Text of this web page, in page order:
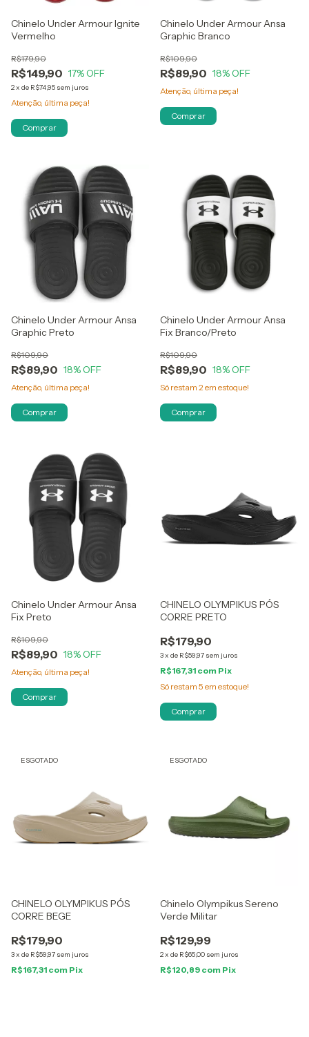
Chinelo Under Armour Ignite
Vermelho
R$149,90
R$179,90
17% OFF
2x de R$74,95 sem juros
Atenção, última peça!
Comprar
Chinelo Under Armour Ansa
Graphic Branco
R$89,90
R$109,90
18% OFF
Atenção, última peça!
Comprar
Chinelo Under Armour Ansa
Graphic Preto
R$89,90
R$109,90
18% OFF
Atenção, última peça!
Comprar
Chinelo Under Armour Ansa
Fix Branco/Preto
R$89,90
R$109,90
18% OFF
Só restam 2em estoque!
Comprar
Chinelo Under Armour Ansa
Fix Preto
R$89,90
R$109,90
18% OFF
Atenção, última peça!
Comprar
CHINELO OLYMPIKUS PÓS
CORRE PRETO
R$179,90
3x de R$59,97 sem juros
R$167,31 com Pix
Só restam 5 em estoque!
Comprar
ESGOTADO
CHINELO OLYMPIKUS PÓS
CORRE BEGE
R$179,90
3x de R$59,97 sem juros
R$167,31 com Pix
ESGOTADO
Chinelo Olympikus Sereno
Verde Militar
R$129,99
2x de R$65,00 sem juros
R$120,89 com Pix